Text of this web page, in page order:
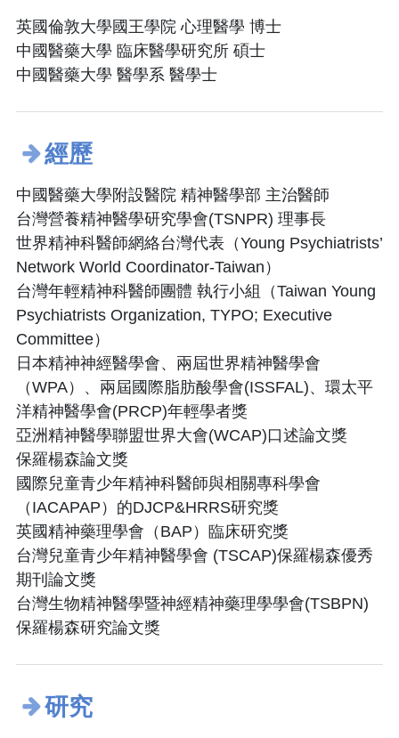
英國倫敦大學國王學院 心理醫學 博士
中國醫藥大學 臨床醫學研究所 碩士
中國醫藥大學 醫學系 醫學士
經歷
中國醫藥大學附設醫院 精神醫學部 主治醫師
台灣營養精神醫學研究學會(TSNPR) 理事長
世界精神科醫師網絡台灣代表（Young Psychiatrists’
Network World Coordinator-Taiwan）
台灣年輕精神科醫師團體 執行小組（Taiwan Young
Psychiatrists Organization, TYPO; Executive
Committee）
日本精神神經醫學會、兩屆世界精神醫學會
（WPA）、兩屆國際脂肪酸學會(ISSFAL)、環太平
洋精神醫學會(PRCP)年輕學者獎
亞洲精神醫學聯盟世界大會(WCAP)口述論文獎
保羅楊森論文獎
國際兒童青少年精神科醫師與相關專科學會
（IACAPAP）的DJCP&HRRS研究獎
英國精神藥理學會（BAP）臨床研究獎
台灣兒童青少年精神醫學會 (TSCAP)保羅楊森優秀
期刊論文獎
台灣生物精神醫學暨神經精神藥理學學會(TSBPN)
保羅楊森研究論文獎
研究